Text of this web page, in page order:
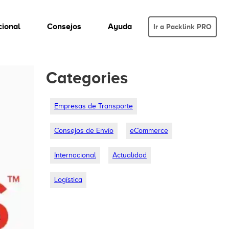
Consejos Ayuda Ir a Packlink PRO
Categories
Empresas de Transporte
Consejos de Envío eCommerce
Internacional Actualidad
Logística